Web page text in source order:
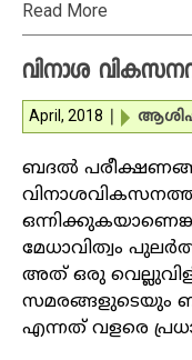
Read More
വിനാശ
April, 2018
ബദല്‍
മേധാവിത്വം
അത് ഒരു
സമരങ്ങളുടെയും
എന്നത് വളരെ